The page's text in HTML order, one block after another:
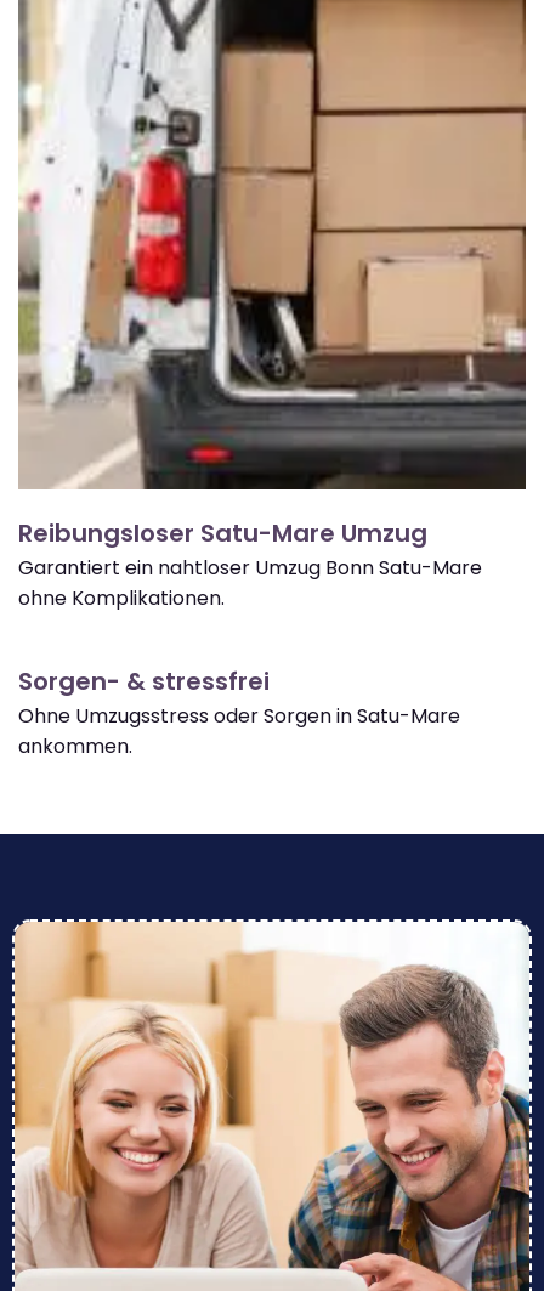
Reibungsloser Satu-Mare Umzug
Garantiert ein nahtloser Umzug Bonn Satu-Mare
ohne Komplikationen.
Sorgen- & stressfrei
Ohne Umzugsstress oder Sorgen in Satu-Mare
ankommen.